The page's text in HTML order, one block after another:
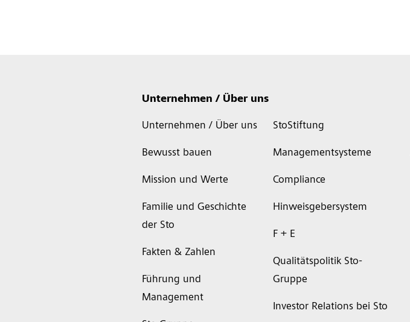
Unternehmen / Über uns
Unternehmen / Über uns
Bewusst bauen
Mission und Werte
Familie und Geschichte
der Sto
Fakten & Zahlen
Führung und
Management
StoStiftung
Managementsysteme
Compliance
Hinweisgebersystem
F + E
Qualitätspolitik Sto-
Gruppe
Investor Relations bei Sto